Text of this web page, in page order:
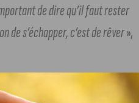
de dire qu’il faut rester
de s’échapper, c’est de rêver»,
Italiart permet de discuter et de